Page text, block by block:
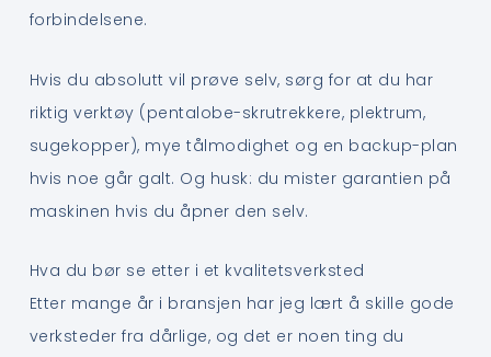
forbindelsene.
Hvis du absolutt vil prøve selv, sørg for at du har
riktig verktøy (pentalobe-skrutrekkere, plektrum,
sugekopper), mye tålmodighet og en backup-plan
hvis noe går galt. Og husk: du mister garantien på
maskinen hvis du åpner den selv.
Hva du bør se etter i et kvalitetsverksted
Etter mange år i bransjen har jeg lært å skille gode
verksteder fra dårlige, og det er noen ting du